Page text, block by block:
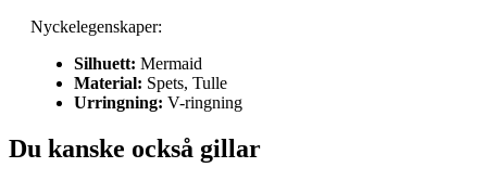
Nyckelegenskaper:
Silhuett: Mermaid
Material: Spets, Tulle
Urringning: V-ringning
Du kanske också gillar